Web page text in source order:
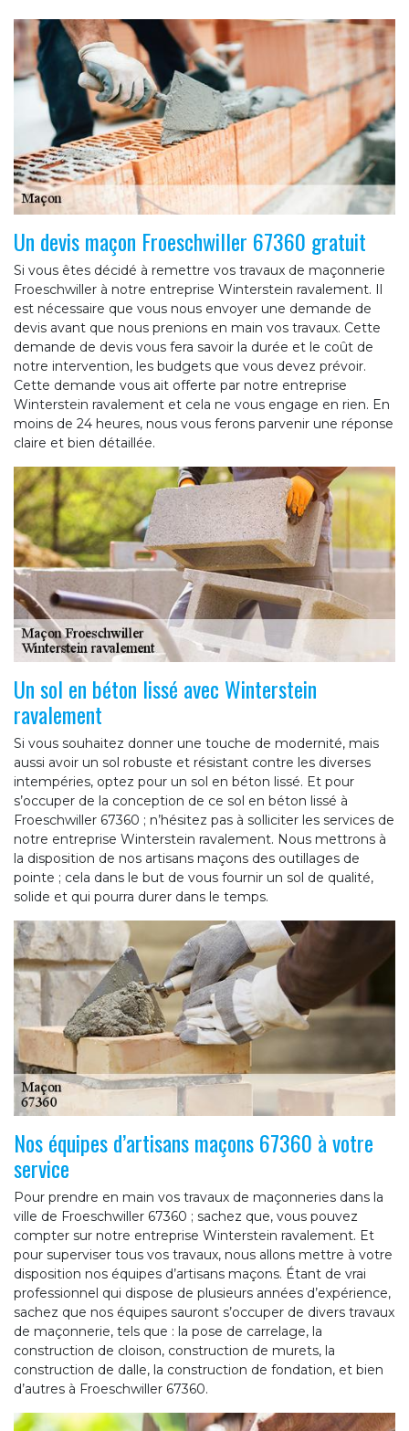
Un devis maçon Froeschwiller 67360 gratuit
Si vous êtes décidé à remettre vos travaux de maçonnerie
Froeschwiller à notre entreprise Winterstein ravalement. Il
est nécessaire que vous nous envoyer une demande de
devis avant que nous prenions en main vos travaux. Cette
demande de devis vous fera savoir la durée et le coût de
notre intervention, les budgets que vous devez prévoir.
Cette demande vous ait offerte par notre entreprise
Winterstein ravalement et cela ne vous engage en rien. En
moins de 24 heures, nous vous ferons parvenir une réponse
claire et bien détaillée.
Un sol en béton lissé avec Winterstein
ravalement
Si vous souhaitez donner une touche de modernité, mais
aussi avoir un sol robuste et résistant contre les diverses
intempéries, optez pour un sol en béton lissé. Et pour
s’occuper de la conception de ce sol en béton lissé à
Froeschwiller 67360 ; n’hésitez pas à solliciter les services de
notre entreprise Winterstein ravalement. Nous mettrons à
la disposition de nos artisans maçons des outillages de
pointe ; cela dans le but de vous fournir un sol de qualité,
solide et qui pourra durer dans le temps.
Nos équipes d’artisans maçons 67360 à votre
service
Pour prendre en main vos travaux de maçonneries dans la
ville de Froeschwiller 67360 ; sachez que, vous pouvez
compter sur notre entreprise Winterstein ravalement. Et
pour superviser tous vos travaux, nous allons mettre à votre
disposition nos équipes d’artisans maçons. Étant de vrai
professionnel qui dispose de plusieurs années d’expérience,
sachez que nos équipes sauront s’occuper de divers travaux
de maçonnerie, tels que : la pose de carrelage, la
construction de cloison, construction de murets, la
construction de dalle, la construction de fondation, et bien
d’autres à Froeschwiller 67360.